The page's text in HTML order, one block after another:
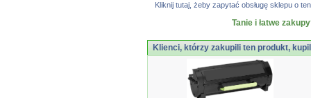
Kliknij tutaj, żeby zapytać obsługę sklepu o
Tanie i łatwe
Klienci, którzy zakupili ten produkt,